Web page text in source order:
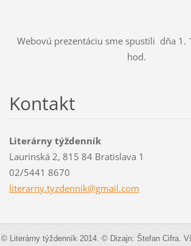
Webovú prezentáciu sme spustili dňa 1.
hod.
Kontakt
Literárny týždenník
Laurinská 2, 815 84 Bratislava 1
02/5441 8670
literarny.tyzdennik@gmail.com
© Literárny týždenník 2014. © Dizajn: Štefan Cifra.